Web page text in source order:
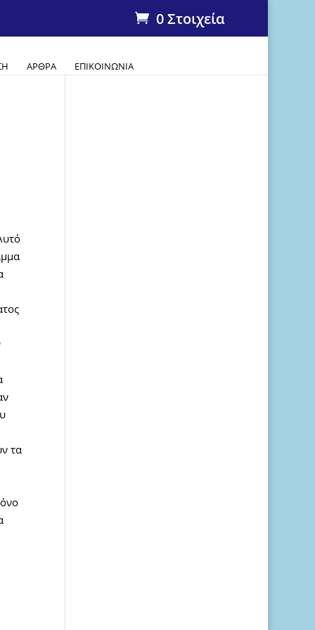
0 Στοιχεία
ΆΡΘΡΑ ΕΠΙΚΟΙΝΩΝΊΑ
τα